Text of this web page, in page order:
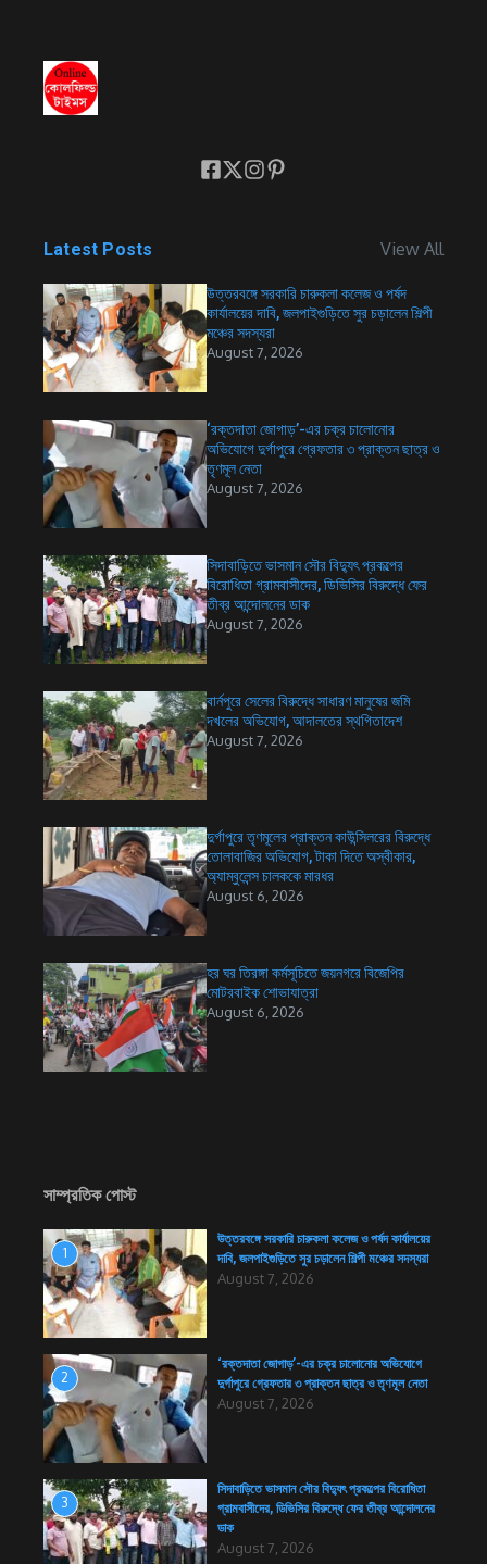
Latest Posts View All
উত্তরবঙ্গে সরকারি চারুকলা কলেজ ও পর্ষদ
কার্যালয়ের দাবি, জলপাইগুড়িতে সুর চড়ালেন শিল্পী
মঞ্চের সদস্যরা
August 7, 2026
‘রক্তদাতা জোগাড়’-এর চক্র চালোনোর
অভিযোগে দুর্গাপুরে গ্রেফতার ৩ প্রাক্তন ছাত্র ও
তৃণমূল নেতা
August 7, 2026
সিদাবাড়িতে ভাসমান সৌর বিদ্যুৎ প্রকল্পের
বিরোধিতা গ্রামবাসীদের, ডিভিসির বিরুদ্ধে ফের
তীব্র আন্দোলনের ডাক
August 7, 2026
বার্নপুরে সেলের বিরুদ্ধে সাধারণ মানুষের জমি
দখলের অভিযোগ, আদালতের স্থগিতাদেশ
August 7, 2026
দুর্গাপুরে তৃণমূলের প্রাক্তন কাউন্সিলরের বিরুদ্ধে
তোলাবাজির অভিযোগ, টাকা দিতে অস্বীকার,
অ্যাম্বুলেন্স চালককে মারধর
August 6, 2026
হর ঘর তিরঙ্গা কর্মসূচিতে জয়নগরে বিজেপির
মোটরবাইক শোভাযাত্রা
August 6, 2026
সাম্প্রতিক পোস্ট
1
উত্তরবঙ্গে সরকারি চারুকলা কলেজ ও পর্ষদ কার্যালয়ের
দাবি, জলপাইগুড়িতে সুর চড়ালেন শিল্পী মঞ্চের সদস্যরা
August 7, 2026
2
‘রক্তদাতা জোগাড়’-এর চক্র চালোনোর অভিযোগে
দুর্গাপুরে গ্রেফতার ৩ প্রাক্তন ছাত্র ও তৃণমূল নেতা
August 7, 2026
3
সিদাবাড়িতে ভাসমান সৌর বিদ্যুৎ প্রকল্পের বিরোধিতা
গ্রামবাসীদের, ডিভিসির বিরুদ্ধে ফের তীব্র আন্দোলনের
ডাক
August 7, 2026